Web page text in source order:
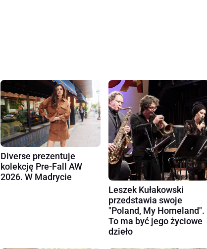
Diverse prezentuje
kolekcję Pre-Fall AW
2026. W Madrycie
Leszek Kułakowski
przedstawia swoje
"Poland, My Homeland".
To ma być jego życiowe
dzieło